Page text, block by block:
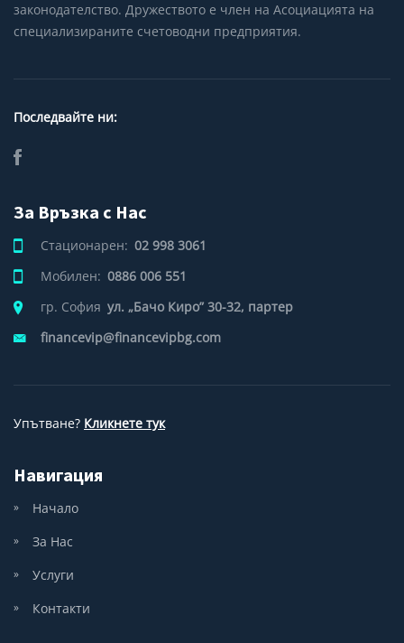
законодателство. Дружеството е член на Асоциацията на
специализираните счетоводни предприятия.
Последвайте ни:
За Връзка с Нас
Стационарен: 02 998 3061
Мобилен: 0886 006 551
гр. София ул. „Бачо Киро” 30-32, партер
financevip@financevipbg.com
Упътване? Кликнете тук
Навигация
Начало
За Нас
Услуги
Контакти